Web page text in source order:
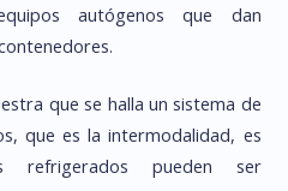
autógenos que dan
que se halla un sistema de
que es la intermodalidad, es
refrigerados pueden ser